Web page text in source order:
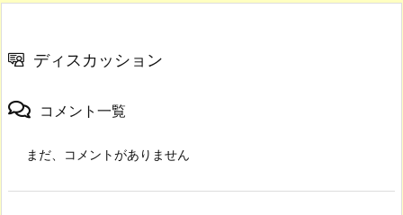
ディスカッション
コメント一覧
まだ、コメントがありません